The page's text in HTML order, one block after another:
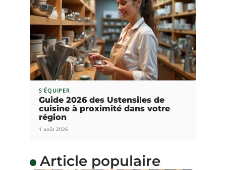
S'ÉQUIPER
Guide 2026 des Ustensiles de
cuisine à proximité dans votre
région
1 août 2026
Article populaire